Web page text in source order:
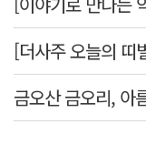
금오산 금오리, 아